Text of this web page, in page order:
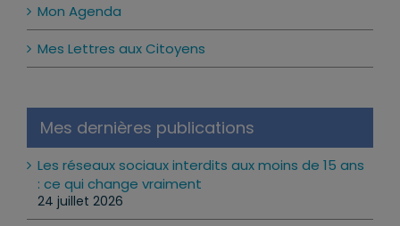
Mon Agenda
Mes Lettres aux Citoyens
Mes dernières publications
Les réseaux sociaux interdits aux moins de 15 ans
: ce qui change vraiment
24 juillet 2026